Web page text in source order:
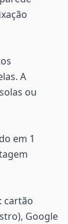
A
ou
em 1
cartão
Google